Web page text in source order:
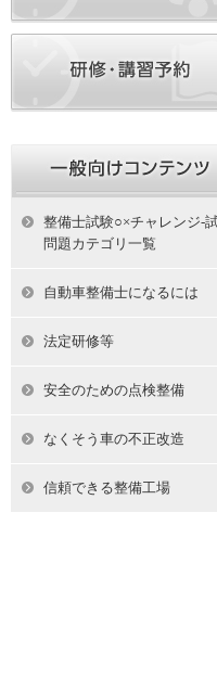
整備士試験○×チャレンジ-
問題カテゴリ一覧
自動車整備士になるには
法定研修等
安全のための点検整備
なくそう車の不正改造
信頼できる整備工場